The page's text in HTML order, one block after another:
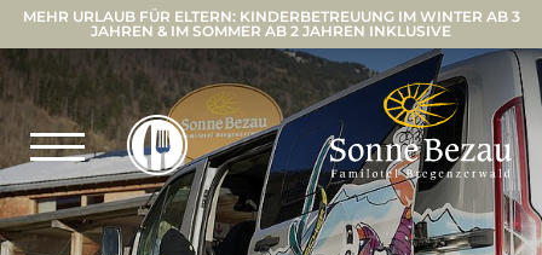
MEHR URLAUB FÜR ELTERN: KINDERBETREUUNG IM WINTER AB 3
JAHREN & IM SOMMER AB 2 JAHREN INKLUSIVE